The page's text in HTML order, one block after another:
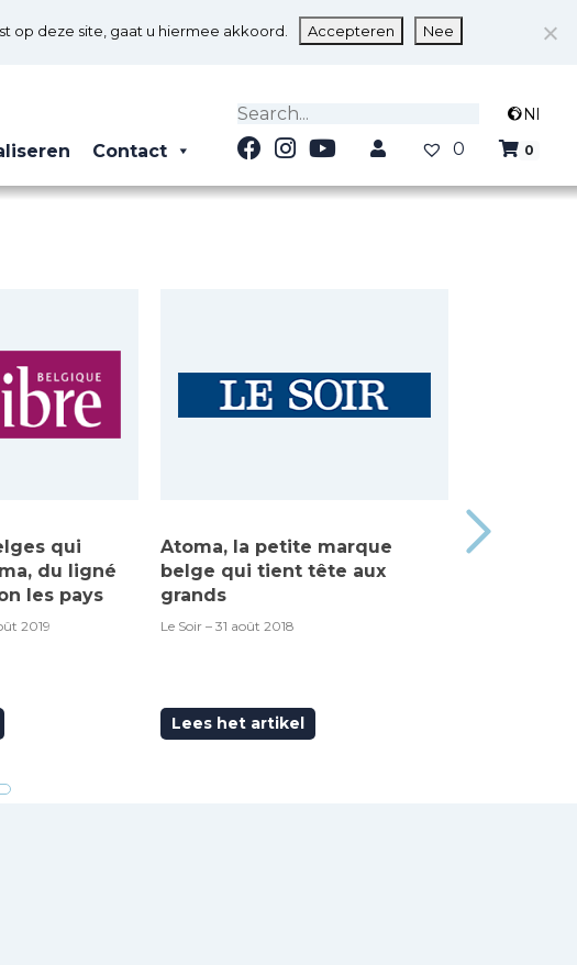
Contact
Nl
0 0
qui
du ligné
les pays
2019
Atoma, la petite marque
belge qui tient tête aux
grands
Le Soir – 31 août 2018
Lees het artikel
Made in
op deze site, gaat u hiermee akkoord. Accepteren Nee